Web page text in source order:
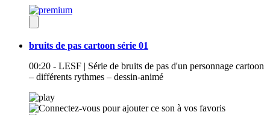
bruits de pas cartoon série 01
00:20 - LESF | Série de bruits de pas d'un personnage cartoon
– différents rythmes – dessin-animé